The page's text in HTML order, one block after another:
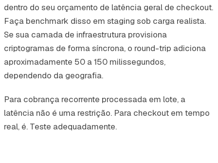
dentro do seu orçamento de latência geral de checkout.
Faça benchmark disso em staging sob carga realista.
Se sua camada de infraestrutura provisiona
criptogramas de forma síncrona, o round-trip adiciona
aproximadamente 50 a 150 milissegundos,
dependendo da geografia.
Para cobrança recorrente processada em lote, a
latência não é uma restrição. Para checkout em tempo
real, é. Teste adequadamente.